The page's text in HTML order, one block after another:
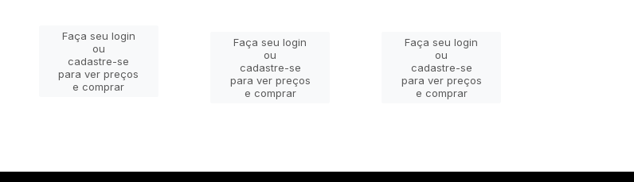
Faça seu login
ou
cadastre-se
para ver preços
e comprar
Faça seu login
ou
cadastre-se
para ver preços
e comprar
Faça seu login
ou
cadastre-se
para ver preços
e comprar